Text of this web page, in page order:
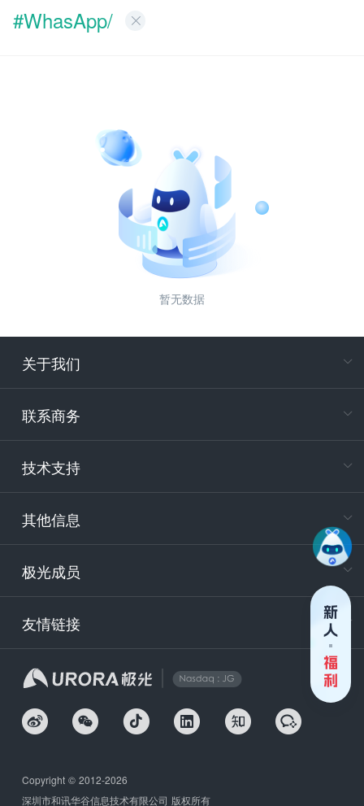
#WhasApp/
暂无数据
关于我们
联系商务
技术支持
其他信息
极光成员
友情链接
Copyright © 2012-2026
深圳市和讯华谷信息技术有限公司 版权所有
电
400-
技
安
企